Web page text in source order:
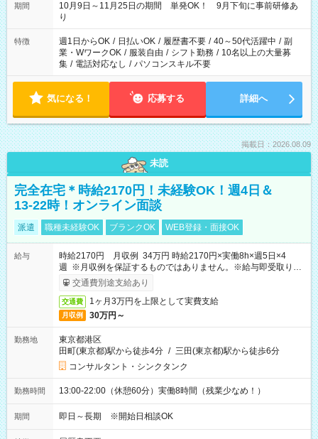
期間
10月9日～11月25日の期間 単発OK！ 9月下旬に事前研修あ
り
特徴 週1日からOK / 日払いOK / 履歴書不要 / 40～50代活躍中 / 副
業・WワークOK / 服装自由 / シフト勤務 / 10名以上の大量募
集 / 電話対応なし / パソコンスキル不要
気になる！ 応募する 詳細へ
掲載日：2026.08.09
未読
完全在宅＊時給2170円！未経験OK！週4日＆
13-22時！オンライン面談
派遣 職種未経験OK ブランクOK WEB登録・面接OK
給与
時給2170円 月収例 34万円 時給2170円×実働8h×週5日×4
週 ※月収例を保証するものではありません。※給与即受取りサ
ービス利用可（利用条件有）
交通費別途支給あり
交通費 1ヶ月3万円を上限として実費支給
月収例 30万円～
勤務地
東京都港区
田町(東京都)駅から徒歩4分 / 三田(東京都)駅から徒歩6分
コンサルタント・シンクタンク
勤務時間 13:00-22:00（休憩60分）実働8時間（残業少なめ！）
期間 即日～長期 ※開始日相談OK